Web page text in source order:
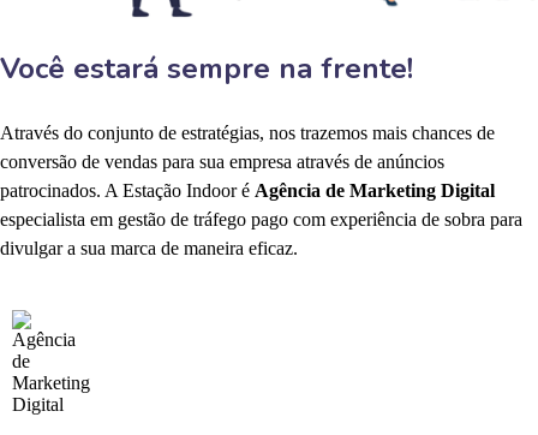
Você estará sempre na frente!
Através do conjunto de estratégias, nos trazemos mais chances de
conversão de vendas para sua empresa através de anúncios
patrocinados. A Estação Indoor é Agência de Marketing Digital
especialista em gestão de tráfego pago com experiência de sobra para
divulgar a sua marca de maneira eficaz.